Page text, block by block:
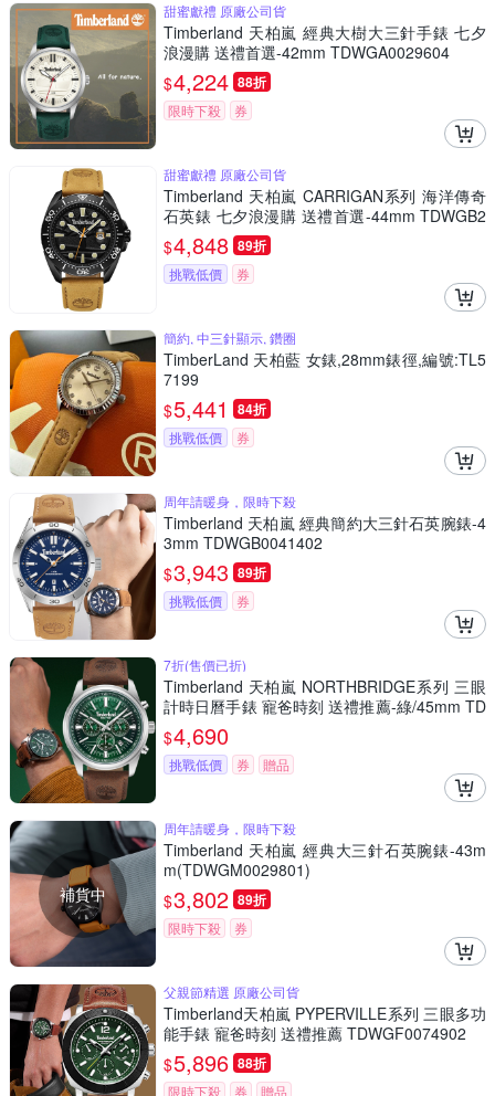
甜蜜獻禮 原廠公司貨
Timberland 天柏嵐 經典大樹大三針手錶 七夕
浪漫購 送禮首選-42mm TDWGA0029604
$4,224 88折
限時下殺 券
甜蜜獻禮 原廠公司貨
Timberland 天柏嵐 CARRIGAN系列 海洋傳奇
石英錶 七夕浪漫購 送禮首選-44mm TDWGB2
230601
$4,848 89折
挑戰低價 券
簡約, 中三針顯示, 鑽圈
TimberLand 天柏藍 女錶,28mm錶徑,編號:TL5
7199
$5,441 84折
挑戰低價 券
周年請暖身，限時下殺
Timberland 天柏嵐 經典簡約大三針石英腕錶-4
3mm TDWGB0041402
$3,943 89折
挑戰低價 券
7折(售價已折)
Timberland 天柏嵐 NORTHBRIDGE系列 三眼
計時日曆手錶 寵爸時刻 送禮推薦-綠/45mm TD
WGF0041206
$4,690
挑戰低價 券 贈品
補貨中
周年請暖身，限時下殺
Timberland 天柏嵐 經典大三針石英腕錶-43m
m(TDWGM0029801)
$3,802 89折
限時下殺 券
父親節精選 原廠公司貨
Timberland天柏嵐 PYPERVILLE系列 三眼多功
能手錶 寵爸時刻 送禮推薦 TDWGF0074902
$5,896 88折
限時下殺 券 贈品